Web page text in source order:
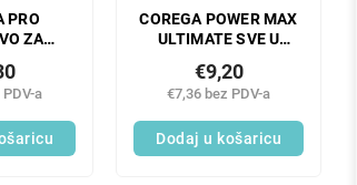
PRO
ZA
1X30
a
COREGA POWER MAX
ULTIMATE SVE U
€7,36 bez PDV-a
€9,20
Dodaj u košaricu